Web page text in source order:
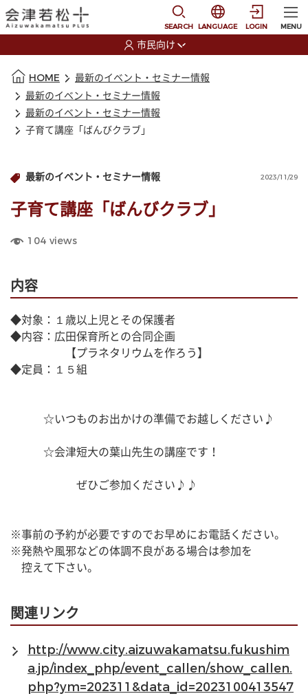
SEARCH
選択すると言語の切
LANGUAGE LOGIN MENU
市民向け
HOME
最新のイベント・セミナー情報
最新のイベント・セミナー情報
最新のイベント・セミナー情報
子育て講座「ばんびクラブ」
最新のイベント・セミナー情報 2023/11/29
子育て講座「ばんびクラブ」
104 views
内容
◆対象：１歳以上児とその保護者
◆内容：広田保育所との合同企画
【プラネタリウムを作ろう】
◆定員：１５組
☆いつものお出かけの準備でお越しください♪
☆会津短大の葉山先生の講座です！
ぜひご参加ください♪♪
※事前の予約が必要ですのでお早めにお電話ください。
※発熱や風邪などの体調不良がある場合は参加を
控えて下さい。
関連リンク
http://www.city.aizuwakamatsu.fukushim
a.jp/index_php/event_callen/show_callen.
php?ym=202311&data_id=2023100413547